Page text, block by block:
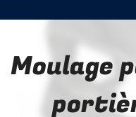
Moulage